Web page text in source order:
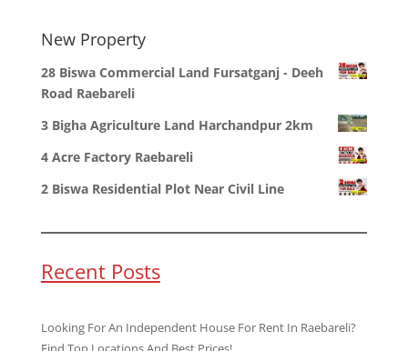
New Property
28 Biswa Commercial Land Fursatganj - Deeh
Road Raebareli
3 Bigha Agriculture Land Harchandpur 2km
4 Acre Factory Raebareli
2 Biswa Residential Plot Near Civil Line
Recent Posts
Looking For An Independent House For Rent In Raebareli?